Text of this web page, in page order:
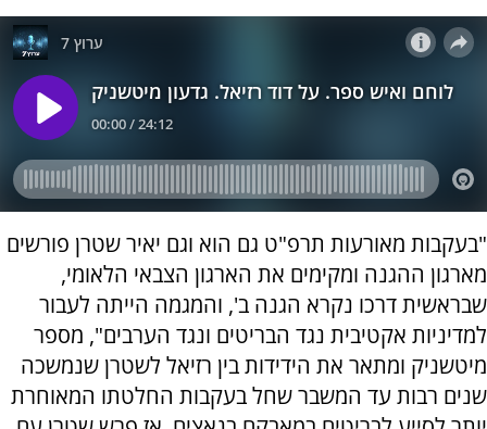
"בעקבות מאורעות תרפ"ט גם הוא וגם יאיר שטרן פורשים
מארגון ההגנה ומקימים את הארגון הצבאי הלאומי,
שבראשית דרכו נקרא הגנה ב', והמגמה הייתה לעבור
למדיניות אקטיבית נגד הבריטים ונגד הערבים", מספר
מיטשניק ומתאר את הידידות בין רזיאל לשטרן שנמשכה
שנים רבות עד המשבר שחל בעקבות החלטתו המאוחרת